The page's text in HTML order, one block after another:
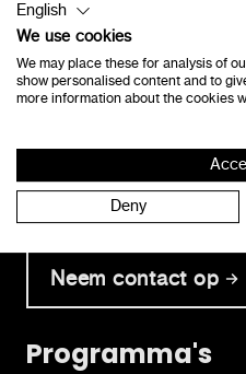
8490 Jabbeke
consulenten@lexima.be
+32 50 40 47 41
Neem tijdens de
op met onze klantendienst.
Neem contact op
Programma's
English
We use cookies
We may place these for analysis of
show personalised content and to
more information about the cookies
Deny